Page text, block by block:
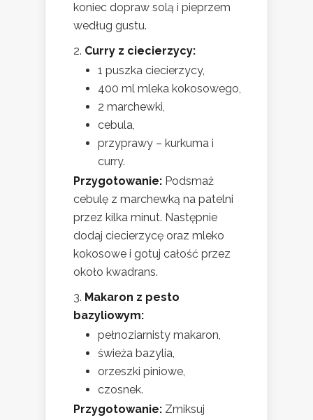
koniec dopraw solą i pieprzem
według gustu.
Curry z ciecierzycy:
1 puszka ciecierzycy,
400 ml mleka kokosowego,
2 marchewki,
cebula,
przyprawy – kurkuma i
curry.
Przygotowanie: Podsmaż
cebulę z marchewką na patelni
przez kilka minut. Następnie
dodaj ciecierzycę oraz mleko
kokosowe i gotuj całość przez
około kwadrans.
Makaron z pesto
bazyliowym:
pełnoziarnisty makaron,
świeża bazylia,
orzeszki piniowe,
czosnek.
Przygotowanie: Zmiksuj